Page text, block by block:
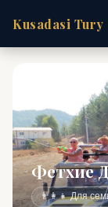
Kusadasi Tury
Фетхие
👨‍👩‍👧 Для